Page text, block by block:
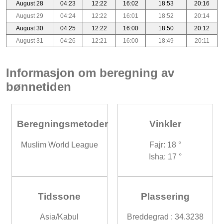
August 28
04:23 12:22 16:02 18:53
20:16
August 29
04:24 12:22 16:01 18:52
20:14
August 30
04:25 12:22 16:00 18:50
20:12
August 31
04:26 12:21 16:00 18:49 20:11
Informasjon om beregning av
bønnetiden
Beregningsmetoder
Muslim World League
Vinkler
Fajr: 18 °
Isha: 17 °
Tidssone
Asia/Kabul
Plassering
Breddegrad : 34.3238